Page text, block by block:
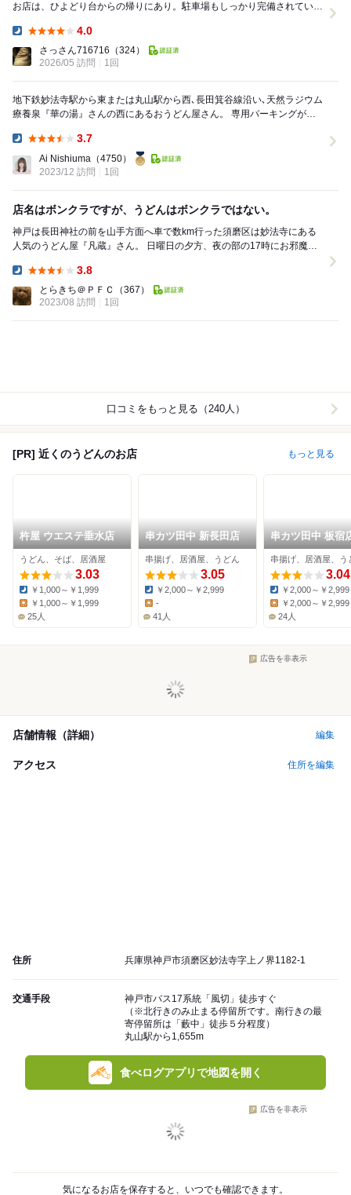
お店は、ひよどり台からの帰りにあり。駐車場もしっかり完備されている
4.0
さっさん716716 （324）
2026/05 訪問
1回
地下鉄妙法寺駅から東または丸山駅から西､長田箕谷線沿い､天然ラジウム
療養泉『華の湯』さんの西にあるおうどん屋さん。 専用パーキングがあ
3.7
Ai Nishiuma （4750）
2023/12 訪問
1回
店名はボンクラですが、うどんはボンクラではない。
神戸は長田神社の前を山手方面へ車で数km行った須磨区は妙法寺にある
人気のうどん屋『凡蔵』さん。 日曜日の夕方、夜の部の17時にお邪魔す
3.8
とらきち＠ＰＦＣ
（367）
2023/08 訪問
1回
口コミをもっと見る（240人）
[PR] 近くのうどんのお店 もっと見る
杵屋 ウエステ垂水店
うどん、そば、居酒屋
3.03
Dinner:
￥1,000～￥1,999
Lunch:
￥1,000～￥1,999
25人
串カツ田中 新長田店
串揚げ、居酒屋、うどん
3.05
Dinner:
￥2,000～￥2,999
Lunch:
-
41人
串カツ田中 板宿
串揚げ、居酒屋、う
3.04
Dinner:
￥2,000～￥2,999
Lunch:
￥2,000～￥2,999
24人
広告を非表示
店舗情報（詳細） 編集
アクセス 住所を編集
住所 兵庫県神戸市須磨区妙法寺字上ノ界1182-1
交通手段
神戸市バス17系統「風切」徒歩すぐ
（※北行きのみ止まる停留所です。南行きの最
寄停留所は「藪中」徒歩５分程度）
丸山駅から1,655m
食べログアプリで地図を開く
広告を非表示
気になるお店を保存すると、いつでも確認できます。